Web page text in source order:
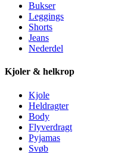
Bukser
Leggings
Shorts
Jeans
Nederdel
Kjoler & helkrop
Kjole
Heldragter
Body
Flyverdragt
Pyjamas
Svøb